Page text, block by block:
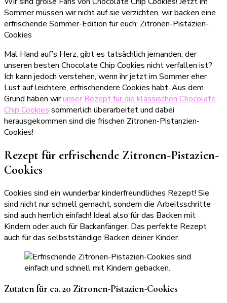
Sommer müssen wir nicht auf sie verzichten, wir backen eine
erfrischende Sommer-Edition für euch: Zitronen-Pistazien-
Cookies
Mal Hand auf’s Herz, gibt es tatsächlich jemanden, der
unseren besten Chocolate Chip Cookies nicht verfallen ist?
Ich kann jedoch verstehen, wenn ihr jetzt im Sommer eher
Lust auf leichtere, erfrischendere Cookies habt. Aus dem
Grund haben wirunser Rezept für die klassischen Chocolate
Chip Cookies sommerlich überarbeitet und dabei
herausgekommen sind die frischen Zitronen-Pistanzien-
Cookies!
Rezept für erfrischende Zitronen-Pistazien-
Cookies
Cookies sind ein wunderbar kinderfreundliches Rezept! Sie
sind nicht nur schnell gemacht, sondern die Arbeitsschritte
sind auch herrlich einfach! Ideal also für das Backen mit
Kindern oder auch für Backanfänger. Das perfekte Rezept
auch für das selbstständige Backen deiner Kinder.
Zutaten für ca. 20 Zitronen-Pistazien-Cookies